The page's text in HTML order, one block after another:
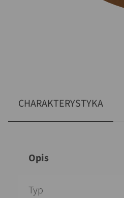
CHARAKTERYSTYKA
Opis
Typ